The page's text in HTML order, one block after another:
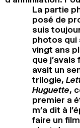
La partie
posé de
suis
photos qui
vingt ans
que
avait un
trilogie,
Huguette,
premier a
m’a dit à
faire un